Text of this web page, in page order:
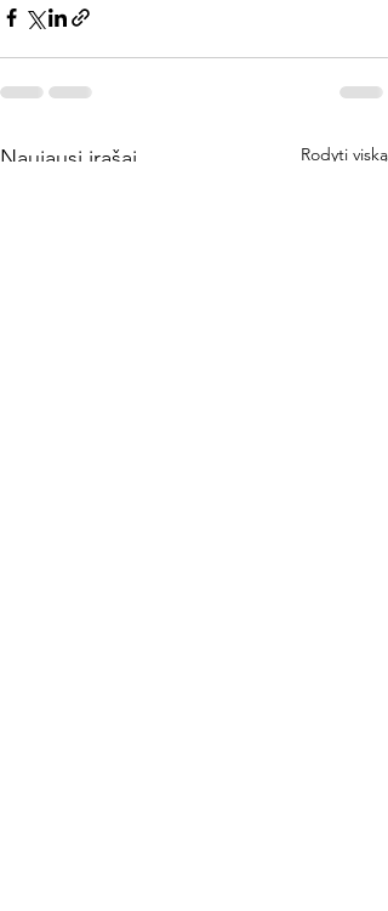
Naujausi įrašai Rodyti viską